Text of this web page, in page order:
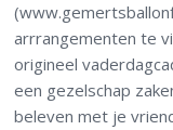
arrrangementen te
origineel
een gezelschap
beleven met je